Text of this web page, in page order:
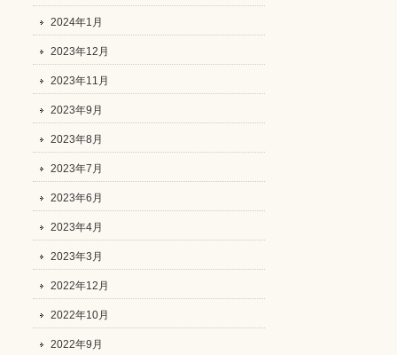
2024年1月
2023年12月
2023年11月
2023年9月
2023年8月
2023年7月
2023年6月
2023年4月
2023年3月
2022年12月
2022年10月
2022年9月